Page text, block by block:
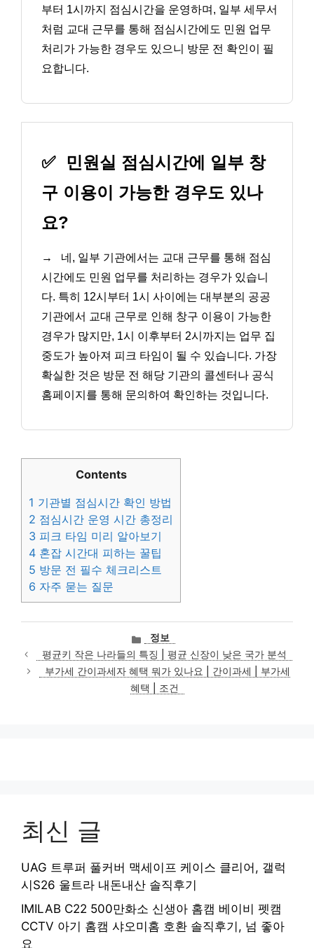
부터 1시까지 점심시간을 운영하며, 일부 세무서
처럼 교대 근무를 통해 점심시간에도 민원 업무
처리가 가능한 경우도 있으니 방문 전 확인이 필
요합니다.
✅
민원실 점심시간에 일부 창
구 이용이 가능한 경우도 있나
요?
→
네, 일부 기관에서는 교대 근무를 통해 점심
시간에도 민원 업무를 처리하는 경우가 있습니
다. 특히 12시부터 1시 사이에는 대부분의 공공
기관에서 교대 근무로 인해 창구 이용이 가능한
경우가 많지만, 1시 이후부터 2시까지는 업무 집
중도가 높아져 피크 타임이 될 수 있습니다. 가장
확실한 것은 방문 전 해당 기관의 콜센터나 공식
홈페이지를 통해 문의하여 확인하는 것입니다.
Contents
1 기관별 점심시간 확인 방법
2 점심시간 운영 시간 총정리
3 피크 타임 미리 알아보기
4 혼잡 시간대 피하는 꿀팁
5 방문 전 필수 체크리스트
6 자주 묻는 질문
카
테
고
리
정보
평균키 작은 나라들의 특징 | 평균 신장이 낮은 국가 분석
부가세 간이과세자 혜택 뭐가 있나요 | 간이과세 | 부가세
혜택 | 조건
최신 글
UAG 트루퍼 풀커버 맥세이프 케이스 클리어, 갤럭
시S26 울트라 내돈내산 솔직후기
IMILAB C22 500만화소 신생아 홈캠 베이비 펫캠
CCTV 아기 홈캠 샤오미홈 호환 솔직후기, 넘 좋아
요